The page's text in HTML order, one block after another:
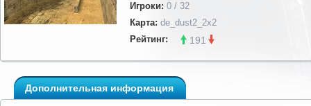
Игроки: 0 / 32
Карта: de_dust2_2x2
Рейтинг:
191
Дополнительная информация